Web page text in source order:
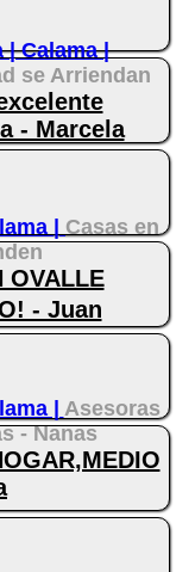
|Calama |
se Arriendan
- Marcela
| Casas en
OVALLE
- Juan
| Asesoras
- Nanas